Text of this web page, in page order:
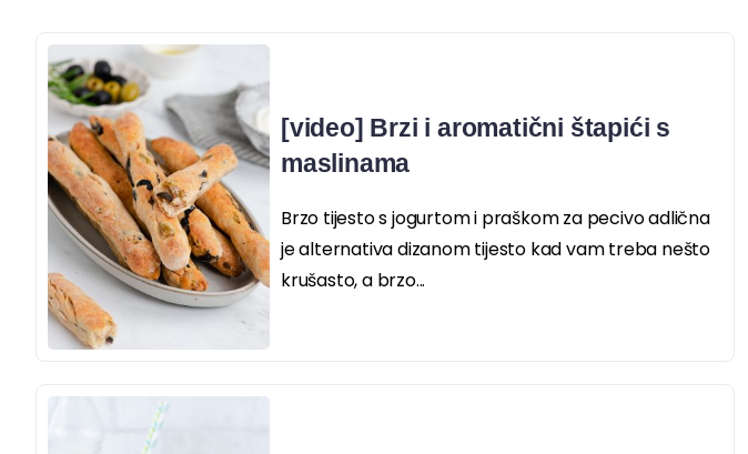
[video] Brzi i aromatični štapići s
maslinama
Brzo tijesto s jogurtom i praškom za pecivo adlična
je alternativa dizanom tijesto kad vam treba nešto
krušasto, a brzo...